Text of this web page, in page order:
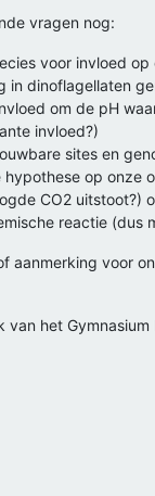
vragen nog:
voor invloed
in dinoflagellaten
om de pH
invloed?)
sites en
hypothese op onze
CO2 uitstoot?)
reactie
aanmerking voor
van het Gymnasium